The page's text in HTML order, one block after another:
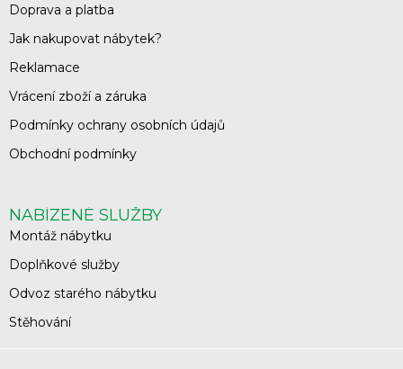
Doprava a platba
Jak nakupovat nábytek?
Reklamace
Vrácení zboží a záruka
Podmínky ochrany osobních údajů
Obchodní podmínky
NABÍZENÉ SLUŽBY
Montáž nábytku
Doplňkové služby
Odvoz starého nábytku
Stěhování